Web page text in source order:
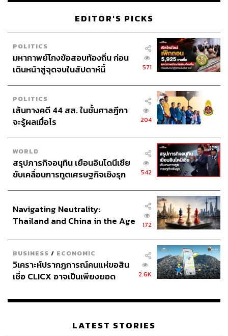
EDITOR'S PICKS
POLITICS
มหากาพย์โกงข้อสอบท้องถิ่น ก่อน
เดินหน้าสู่จุดจบในสัปดาห์นี้
571
POLITICS
เส้นทางคดี 44 สส. ในชั้นศาลฎีกา
จะรู้ผลเมื่อไร
204
WORLD
สรุปภารกิจอนุทิน เยือนอินโดนีเซีย
ขับเคลื่อนการทูตเศรษฐกิจเชิงรุก
542
Navigating Neutrality:
Thailand and China in the Age
172
BUSINESS / ECONOMIC
วิเคราะห์ปรากฏการณ์คนแห่ขอสิน
เชื่อ CLICX อาจเป็นเพียงยอด
เรือนไทยที่ถูกซุกไว้
2.6K
LATEST STORIES